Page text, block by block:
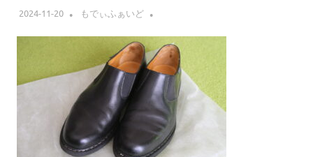
2024-11-20 もでぃふぁいど